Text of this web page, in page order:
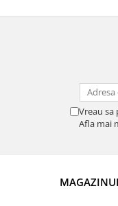
Vreau
Afla mai